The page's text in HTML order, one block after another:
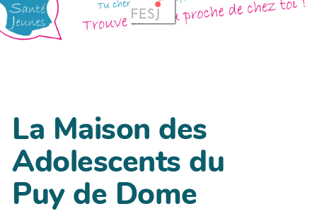
La Maison des
Adolescents du
Puy de Dome